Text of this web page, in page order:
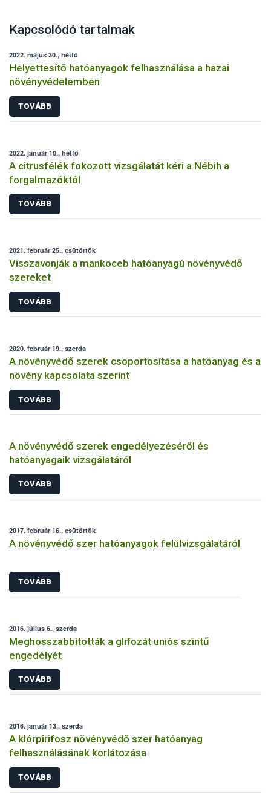
Kapcsolódó tartalmak
2022. május 30., hétfő
Helyettesítő hatóanyagok felhasználása a hazai
növényvédelemben
TOVÁBB
2022. január 10., hétfő
A citrusfélék fokozott vizsgálatát kéri a Nébih a
forgalmazóktól
TOVÁBB
2021. február 25., csütörtök
Visszavonják a mankoceb hatóanyagú növényvédő
szereket
TOVÁBB
2020. február 19., szerda
A növényvédő szerek csoportosítása a hatóanyag és a
növény kapcsolata szerint
TOVÁBB
A növényvédő szerek engedélyezéséről és
hatóanyagaik vizsgálatáról
TOVÁBB
2017. február 16., csütörtök
A növényvédő szer hatóanyagok felülvizsgálatáról
TOVÁBB
2016. július 6., szerda
Meghosszabbították a glifozát uniós szintű
engedélyét
TOVÁBB
2016. január 13., szerda
A klórpirifosz növényvédő szer hatóanyag
felhasználásának korlátozása
TOVÁBB